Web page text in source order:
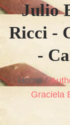
Julio
Ricci -
-
Home
Graciela